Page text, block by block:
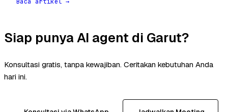
Siap punya AI agent di Garut?
Konsultasi gratis, tanpa kewajiban. Ceritakan kebutuhan Anda
hari ini.